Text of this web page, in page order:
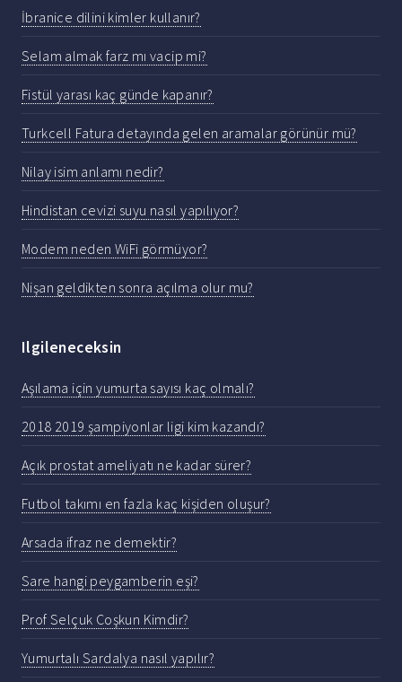
İbranice dilini kimler kullanır?
Selam almak farz mı vacip mi?
Fistül yarası kaç günde kapanır?
Turkcell Fatura detayında gelen aramalar görünür mü?
Nilay isim anlamı nedir?
Hindistan cevizi suyu nasıl yapılıyor?
Modem neden WiFi görmüyor?
Nişan geldikten sonra açılma olur mu?
Ilgileneceksin
Aşılama için yumurta sayısı kaç olmalı?
2018 2019 şampiyonlar ligi kim kazandı?
Açık prostat ameliyatı ne kadar sürer?
Futbol takımı en fazla kaç kişiden oluşur?
Arsada ifraz ne demektir?
Sare hangi peygamberin eşi?
Prof Selçuk Coşkun Kimdir?
Yumurtalı Sardalya nasıl yapılır?